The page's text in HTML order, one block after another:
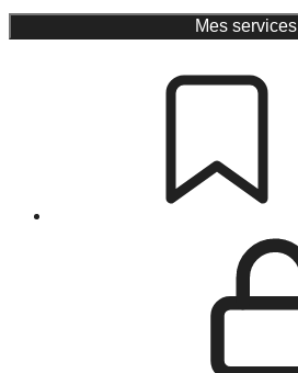
Mes services